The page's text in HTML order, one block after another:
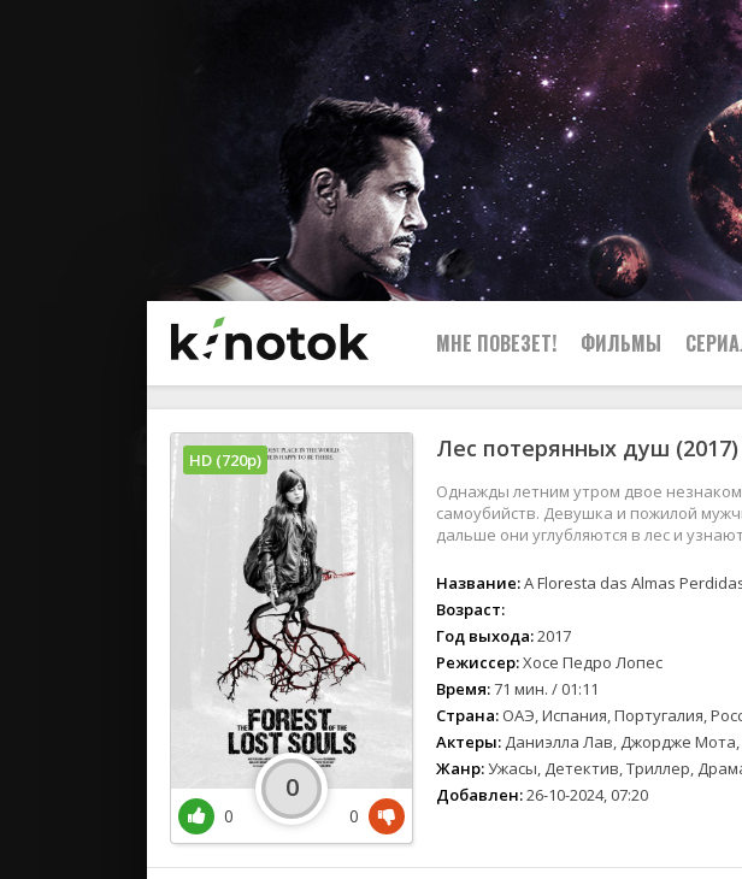
МНЕ ПОВЕЗЕТ! ФИЛЬМЫ
Лес потерянных душ (2017)
Однажды летним утром двое
самоубийств. Девушка и пожилой
дальше они углубляются в лес и
Название:A Floresta das Almas
Возраст:
Год выхода:2017
Режиссер:Хосе Педро Лопес
Время:71 мин. / 01:11
Страна: ОАЭ, Испания, Португалия,
Актеры: Даниэлла Лав, Джордже Мота,
Жанр:Ужасы, Детектив, Триллер,
Добавлен:26-10-2024, 07:20
HD (720p)
0
0
0